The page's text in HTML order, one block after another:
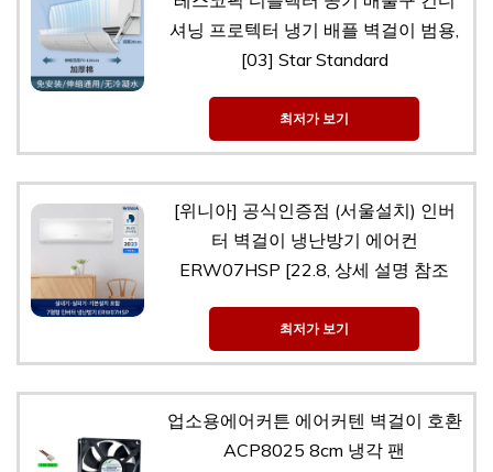
셔닝 프로텍터 냉기 배플 벽걸이 범용,
[03] Star Standard
최저가 보기
[위니아] 공식인증점 (서울설치) 인버
터 벽걸이 냉난방기 에어컨
ERW07HSP [22.8, 상세 설명 참조
최저가 보기
업소용에어커튼 에어커텐 벽걸이 호환
ACP8025 8cm 냉각 팬